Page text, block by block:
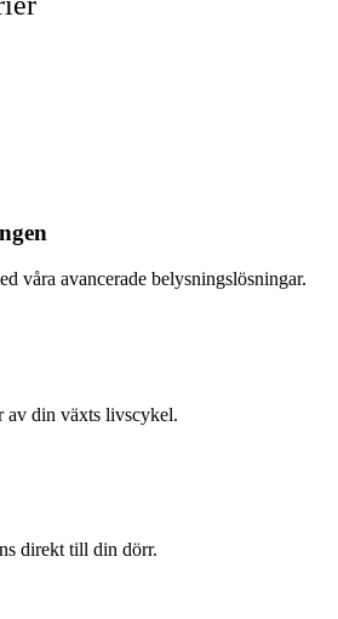
våra avancerade belysningslösningar.
av din växts livscykel.
direkt till din dörr.